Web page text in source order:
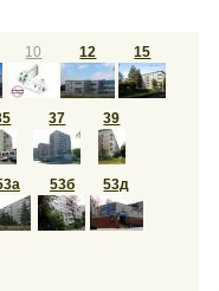
10 12 15
37 39
53б 53д